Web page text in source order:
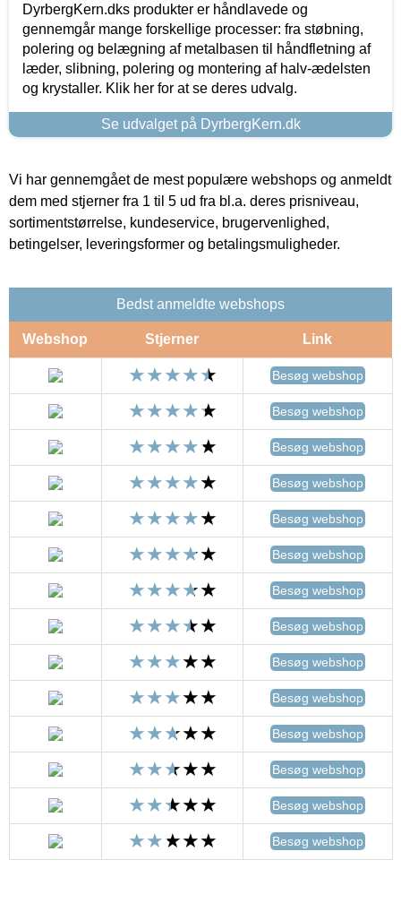
DyrbergKern.dks produkter er håndlavede og
gennemgår mange forskellige processer: fra støbning,
polering og belægning af metalbasen til håndfletning af
læder, slibning, polering og montering af halv-ædelsten
og krystaller. Klik her for at se deres udvalg.
Se udvalget på DyrbergKern.dk
Vi har gennemgået de mest populære webshops og anmeldt
dem med stjerner fra 1 til 5 ud fra bl.a. deres prisniveau,
sortimentstørrelse, kundeservice, brugervenlighed,
betingelser, leveringsformer og betalingsmuligheder.
Bedst anmeldte webshops
Webshop Stjerner Link
Besøg webshop
Besøg webshop
Besøg webshop
Besøg webshop
Besøg webshop
Besøg webshop
Besøg webshop
Besøg webshop
Besøg webshop
Besøg webshop
Besøg webshop
Besøg webshop
Besøg webshop
Besøg webshop